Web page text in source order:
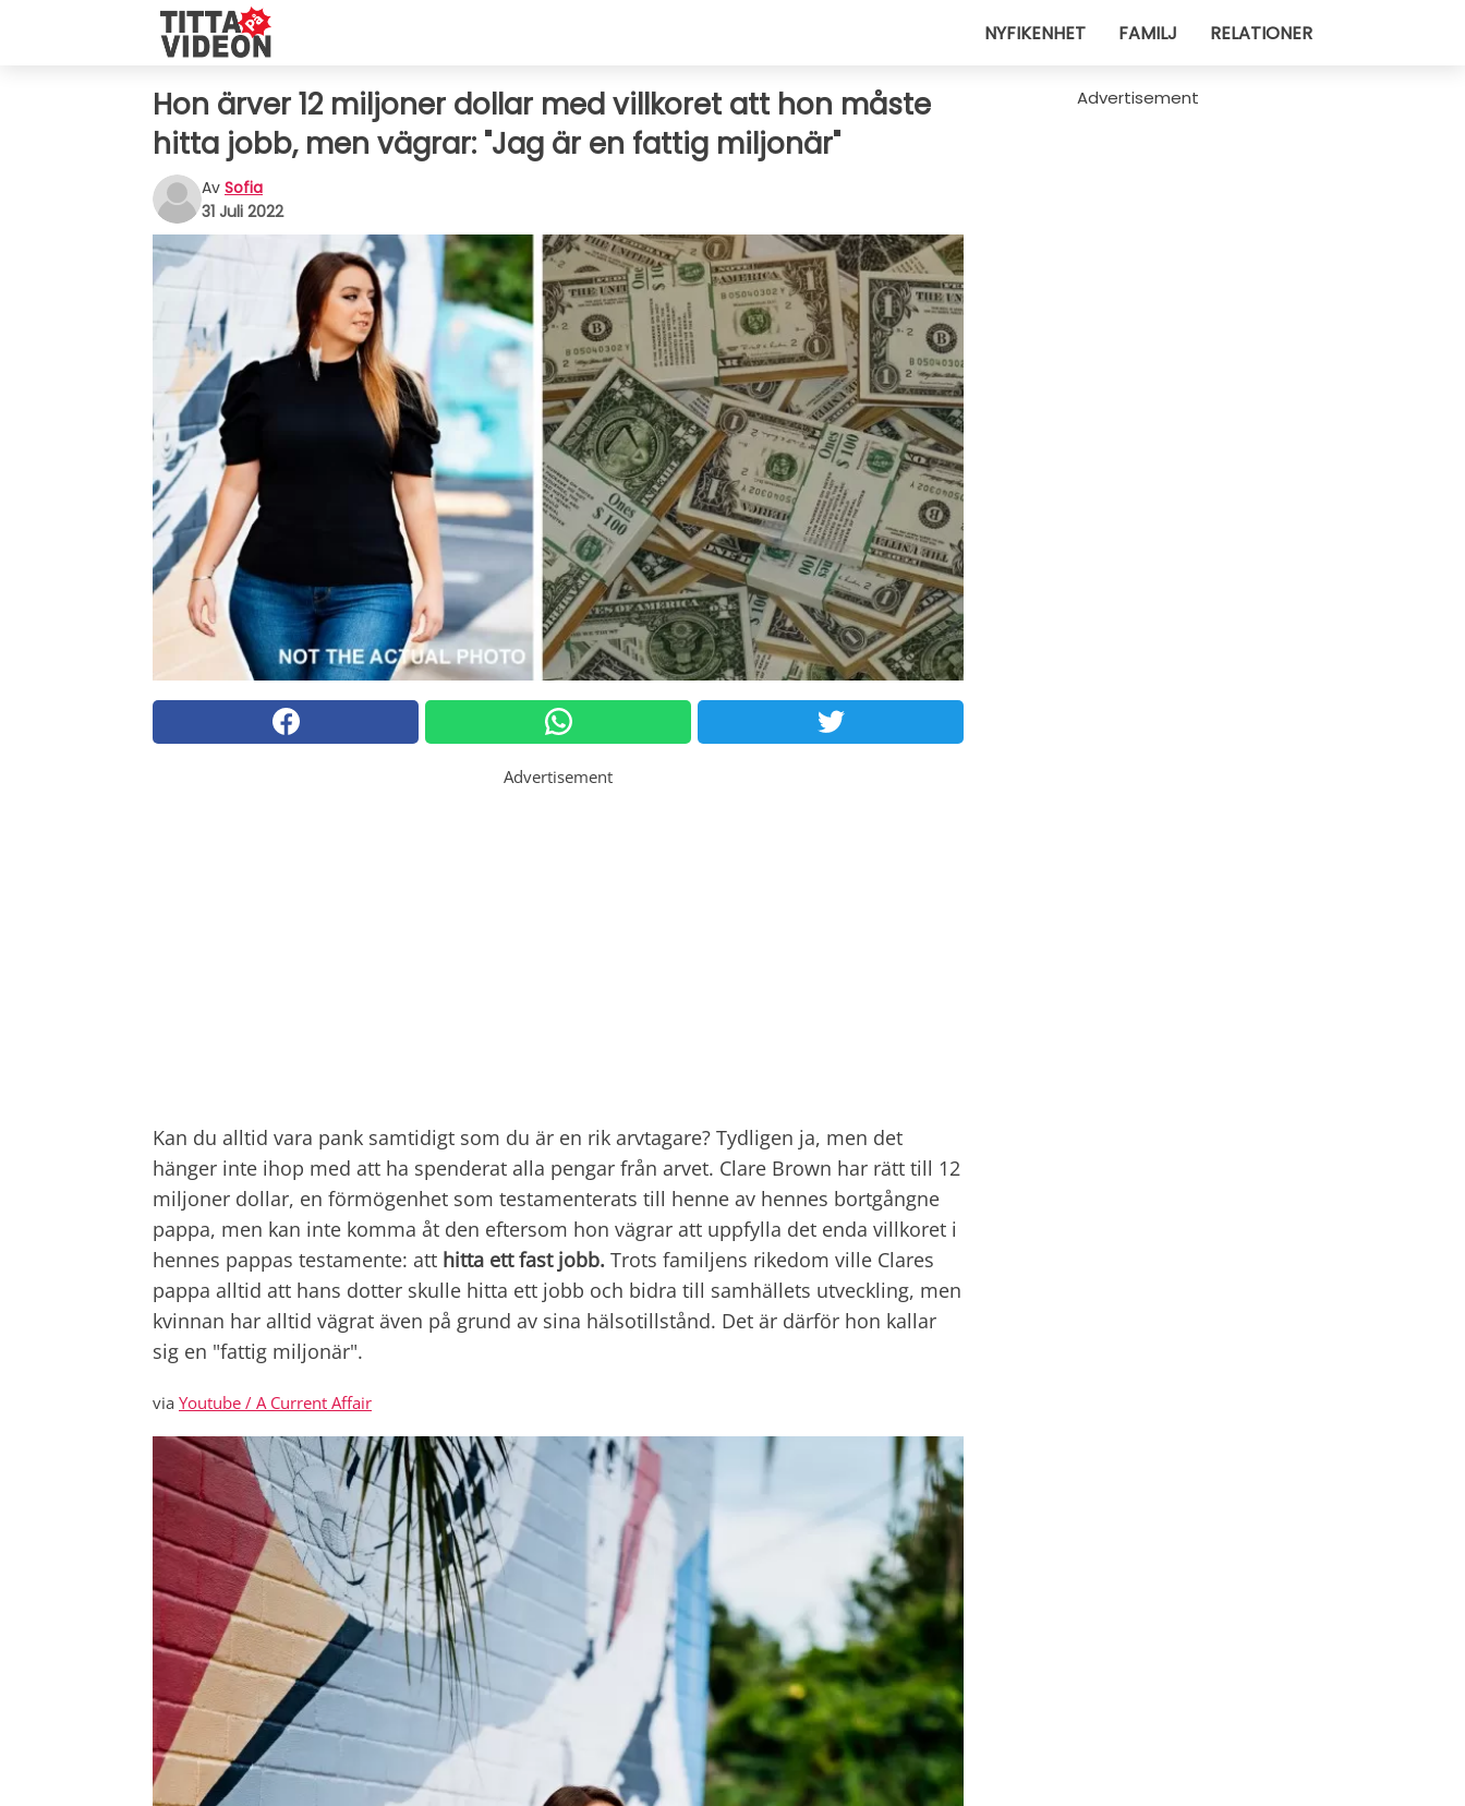
NYFIKENHET FAMILJ RELATIONER
Hon ärver 12 miljoner dollar med villkoret att hon måste
hitta jobb, men vägrar: "Jag är en fattig miljonär"
Av Sofia
31 Juli 2022
Advertisement
Kan du alltid vara pank samtidigt som du är en rik arvtagare? Tydligen ja, men det
hänger inte ihop med att ha spenderat alla pengar från arvet. Clare Brown har rätt till 12
miljoner dollar, en förmögenhet som testamenterats till henne av hennes bortgångne
pappa, men kan inte komma åt den eftersom hon vägrar att uppfylla det enda villkoret i
hennes pappas testamente: att hitta ett fast jobb. Trots familjens rikedom ville Clares
pappa alltid att hans dotter skulle hitta ett jobb och bidra till samhällets utveckling, men
kvinnan har alltid vägrat även på grund av sina hälsotillstånd. Det är därför hon kallar
sig en "fattig miljonär".
via Youtube / A Current Affair
Advertisement